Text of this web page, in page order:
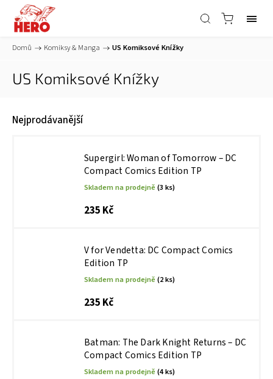
Domů / Komiksy & Manga / US Komiksové Knížky
US Komiksové Knížky
Nejprodávanější
Supergirl: Woman of Tomorrow – DC
Compact Comics Edition TP
Skladem na prodejně(3 ks)
235 Kč
V for Vendetta: DC Compact Comics
Edition TP
Skladem na prodejně(2 ks)
235 Kč
Batman: The Dark Knight Returns – DC
Compact Comics Edition TP
Skladem na prodejně(4 ks)